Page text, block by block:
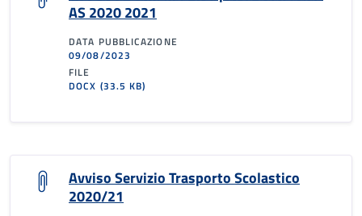
AS 2020 2021
DATA PUBBLICAZIONE
09/08/2023
FILE
DOCX (33.5 KB)
Avviso Servizio Trasporto Scolastico
2020/21